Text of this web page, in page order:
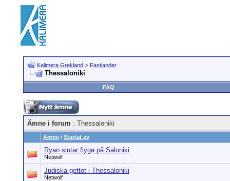
Kalimera Grekland > Fastlandet
Thessaloniki
FAQ
Ämne i forum : Thessaloniki
Ämne / Startat av
Ryan slutar flyga på Saloniki
Netwolf
Judiska gettot i Thessaloniki
Netwolf